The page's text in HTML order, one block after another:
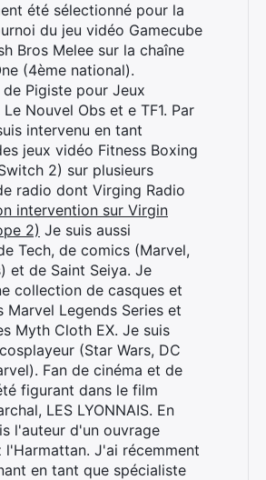
été sélectionné pour la
du jeu vidéo Gamecube
Bros Melee sur la chaîne
(4ème national).
de Pigiste pour Jeux
Nouvel Obs et e TF1. Par
intervenu en tant
jeux vidéo Fitness Boxing
2) sur plusieurs
radio dont Virging Radio
intervention sur Virgin
2) Je suis aussi
Tech, de comics (Marvel,
et de Saint Seiya. Je
collection de casques et
Marvel Legends Series et
Myth Cloth EX. Je suis
(Star Wars, DC
Fan de cinéma et de
figurant dans le film
LES LYONNAIS. En
l'auteur d'un ouvrage
l'Harmattan. J'ai récemment
en tant que spécialiste